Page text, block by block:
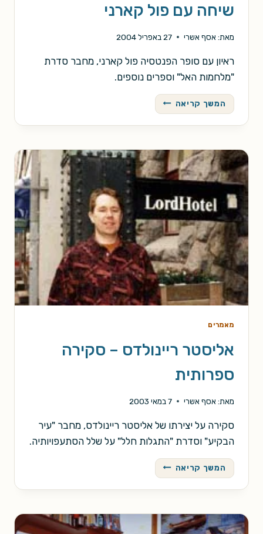
שיחה עם פול קארני
מאת: אסף אשרי 27 באפריל 2004
ראיון עם סופר הפנטסיה פול קארני, מחבר סדרת
"מלחמות האל" וספרים נוספים.
המשך קריאה שיחה
עם
פול
מאמרים
אליסטר ריינולדס – סקירה
ספרותית
מאת: אסף אשרי 7 במאי 2003
סקירה על יצירתו של אליסטר ריינולדס, מחבר "עיר
הבקיע" וסדרת "התגלות חלל" על שלל הסתעפויותיה.
המשך קריאה אליסטר
ריינולדס
–
ספרותית